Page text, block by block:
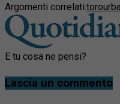
Argomenti correlati:toro
E tu cosa ne pensi?
Lascia un commento